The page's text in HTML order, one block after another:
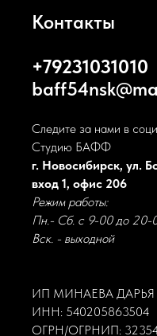
Контакты
+79231031010
Следите за нами в
Студию БАФФ
г. Новосибирск, ул.
вход 1, офис 206
Режим работы:
Пн.- Сб. с 9-00 до 20-
Вск. - выходной
ИП МИНАЕВА
ИНН: 540205863504
ОГРН/ОГРНИП: